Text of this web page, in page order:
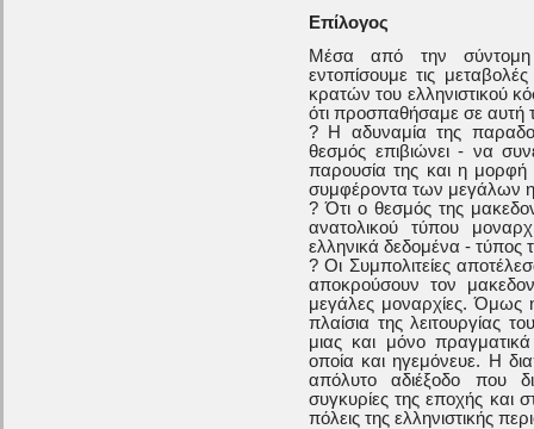
Επίλογος
Μέσα από την
εντοπίσουμε τις
κρατών του ελληνιστικού
ότι προσπαθήσαμε σε αυτή
? Η αδυναμία της
θεσμός επιβιώνει - να
παρουσία της και η μορφή
συμφέροντα των μεγάλων
? Ότι ο θεσμός της
ανατολικού τύπου
ελληνικά δεδομένα - τύπος
? Οι Συμπολιτείες
αποκρούσουν τον
μεγάλες μοναρχίες. Όμως
πλαίσια της λειτουργίας
μιας και μόνο
οποία και ηγεμόνευε. Η
απόλυτο αδιέξοδο που
συγκυρίες της εποχής και
πόλεις της ελληνιστικής